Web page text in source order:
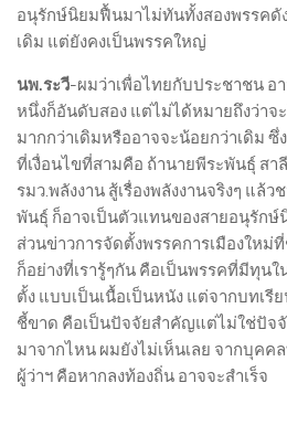
อนุรักษ์นิยมฟื้นมาไม่ทันทั้งสองพรรคดั
เดิม แต่ยังคงเป็นพรรคใหญ่
นพ.ระวี-ผมว่าเพื่อไทยกับประชาชน
หนึ่งก็อันดับสอง แต่ไม่ได้หมายถึงว่าจ
มากกว่าเดิมหรืออาจจะน้อยกว่าเดิม
ที่เงื่อนไขที่สามคือ ถ้านายพีระพันธุ์ สา
รมว.พลังงาน สู้เรื่องพลังงานจริงๆ แล้
พันธุ์ ก็อาจเป็นตัวแทนของสายอนุรัก
ส่วนข่าวการจัดตั้งพรรคการเมืองใหม่
ก็อย่างที่เรารู้ๆกัน คือเป็นพรรคที่มีทุนใ
ตั้ง แบบเป็นเนื้อเป็นหนัง แต่จากบทเรี
ชี้ขาด คือเป็นปัจจัยสำคัญแต่ไม่ใช่ปัจ
มาจากไหน ผมยังไม่เห็นเลย จากบุค
ผู้ว่าฯ คือหากลงท้องถิ่น อาจจะสำเร็จ